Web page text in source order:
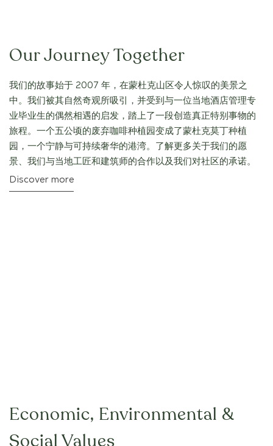
Our Journey Together
我们的故事始于 2007 年，在蒙杜克山区令人惊叹的美景之
中。我们被其自然奇观所吸引，并受到与一位当地酒店管理专
业毕业生的偶然相遇的启发，踏上了一段创造真正特别事物的
旅程。一个五公顷的废弃咖啡种植园变成了蒙杜克莫丁种植
园，一个宁静与可持续奢华的港湾。了解更多关于我们的愿
景、我们与当地工匠和建筑师的合作以及我们对社区的承诺。
Discover more
Economic, Environmental &
Social Values